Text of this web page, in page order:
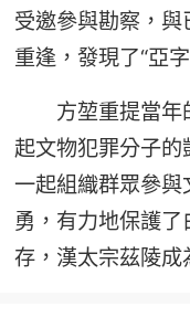
受邀參與勘察，
重逢，發現了“亞
方堃重提當年
起文物犯罪分子
一起組織群眾參
勇，有力地保護
存，漢太宗茲陵成